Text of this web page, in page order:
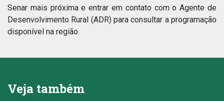
Senar mais próxima e entrar em contato com o Agente de
Desenvolvimento Rural (ADR) para consultar a programação
disponível na região.
Veja também